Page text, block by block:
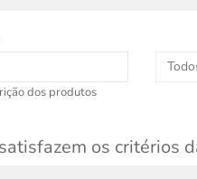
dos produtos
os critérios